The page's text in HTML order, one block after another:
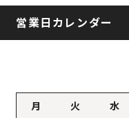
営業日カレンダー
月 火 水